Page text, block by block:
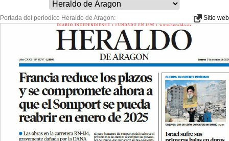
Portada del periodico Heraldo de Aragon: Sitio web